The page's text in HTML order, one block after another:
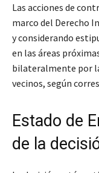
Las acciones de
marco del Derecho
y considerando
en las áreas
bilateralmente por
vecinos, según
Estado de
de la